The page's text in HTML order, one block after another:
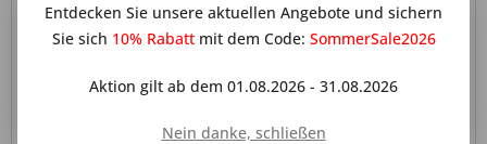
Lüftungsgitter aus Kunststoff Länge 458,5 mm,...
silberfarbene Lüftungsgitter aus robustem Kunststoff bietet
eine elegante Lösung zur effektiven Luftzirkulation in
Entdecken Sie unsere aktuellen Angebote und sichern
Sie sich 10% Rabattmit dem Code: SommerSale2026
Aktion gilt ab dem 01.08.2026 - 31.08.2026
Nein danke, schließen
Netzwerken vereinfachen sollen,
werden nur mit Ihrer Zustimmung
Ablehnen